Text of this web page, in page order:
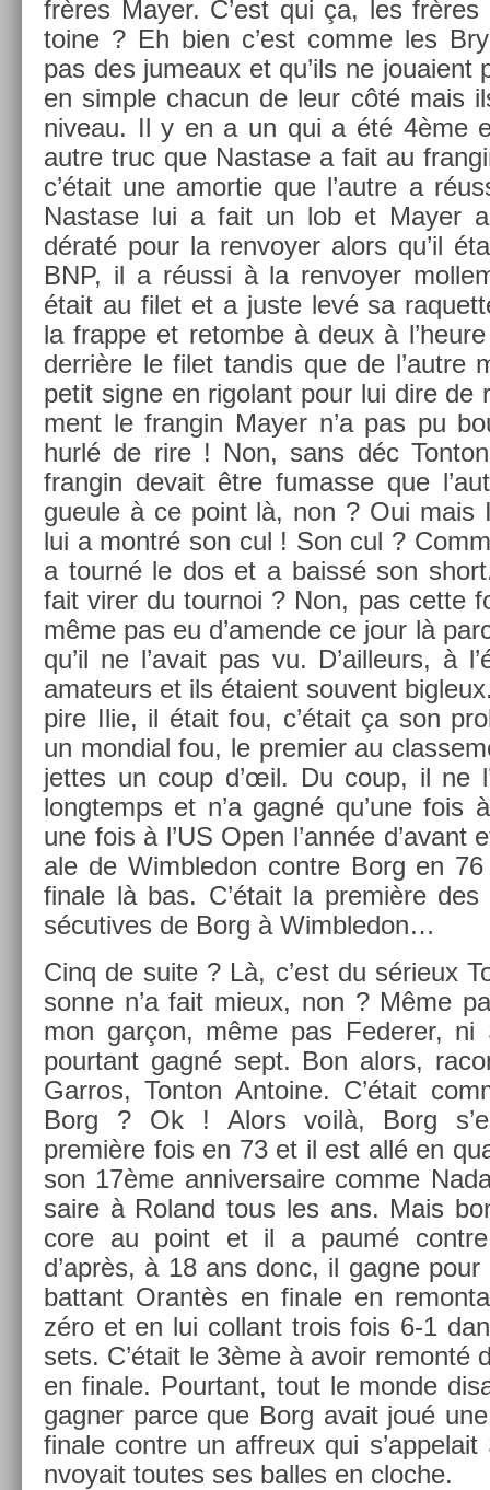
frères Mayer. C’est qui ça, les
toine ? Eh bien c’est comme les
pas des jumeaux et qu’ils ne jouaient
en sim­ple chacun de leur côté mais
niveau. Il y en a un qui a été 4ème
autre truc que Nas­tase a fait au
c’était une amor­tie que l’autre a
Nas­tase lui a fait un lob et Mayer
dératé pour la re­nvoy­er alors qu’il
BNP, il a réussi à la re­nvoy­er
était au filet et a juste levé sa
la frap­pe et re­tom­be à deux à
derrière le filet tan­dis que de l’autre
petit signe en rigolant pour lui dire de
ment le fran­gin Mayer n’a pas pu
hurlé de rire ! Non, sans déc
fran­gin de­vait être fumas­se que
gueule à ce point là, non ? Oui mais
lui a montré son cul ! Son cul ?
a tourné le dos et a baissé son
fait virer du tour­noi ? Non, pas cette
même pas eu d’amen­de ce jour là
qu’il ne l’avait pas vu. D’ail­leurs, à
amateurs et ils étaient souvent
pire Ilie, il était fou, c’était ça son
un mon­di­al fou, le pre­mi­er au
jet­tes un coup d’œil. Du coup, il ne
longtemps et n’a gagné qu’une fois
une fois à l’US Open l’année
ale de Wimbledon con­tre Borg en
fin­ale là bas. C’était la première
sécutives de Borg à Wimbledon…
Cinq de suite ? Là, c’est du sérieux
son­ne n’a fait mieux, non ? Même
mon garçon, même pas Feder­er,
pour­tant gagné sept. Bon alors,
Gar­ros, Ton­ton An­toine. C’était
Borg ? Ok ! Alors voilà, Borg
première fois en 73 et il est allé en
son 17ème an­niver­saire comme
saire à Roland tous les ans. Mais
core au point et il a paumé con­tre
d’après, à 18 ans donc, il gagne
bat­tant Orantès en fin­ale en
zéro et en lui col­lant trois fois 6-1
sets. C’était le 3èmeà avoir re­monté
en fin­ale. Pour­tant, tout le monde
gagn­er parce que Borg avait joué
fin­ale con­tre un affreux qui
nvoyait toutes ses bal­les en cloc­he.